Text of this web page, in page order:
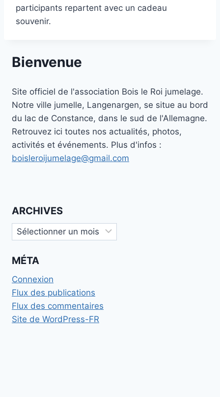
participants repartent avec un cadeau
souvenir.
Bienvenue
Site officiel de l'association Bois le Roi jumelage.
Notre ville jumelle, Langenargen, se situe au bord
du lac de Constance, dans le sud de l'Allemagne.
Retrouvez ici toutes nos actualités, photos,
activités et événements. Plus d'infos :
boisleroijumelage@gmail.com
ARCHIVES
Archives
MÉTA
Connexion
Flux des publications
Flux des commentaires
Site de WordPress-FR